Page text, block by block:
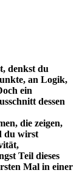
denkst du
an Logik,
ein
dessen
die zeigen,
du wirst
Teil dieses
Mal in einer